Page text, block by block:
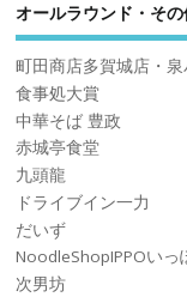
オールラウンド・そ
町田商店多賀城店・
食事処大賞
中華そば 豊政
赤城亭食堂
九頭龍
ドライブイン一力
だいず
NoodleShopIPPOいっ
次男坊